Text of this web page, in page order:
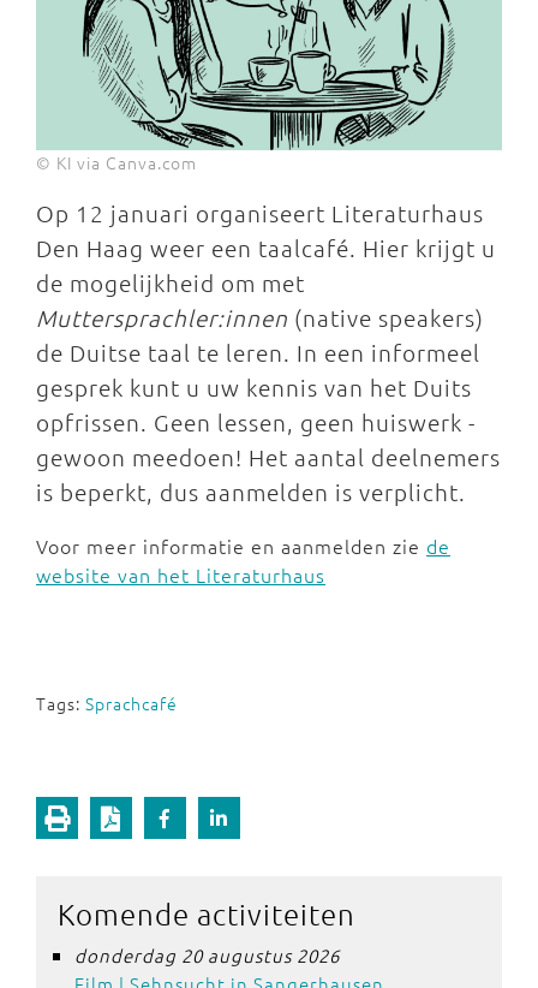
© KI via Canva.com
Op 12 januari organiseert Literaturhaus
Den Haag weer een taalcafé. Hier krijgt u
de mogelijkheid om met
Muttersprachler:innen (native speakers)
de Duitse taal te leren. In een informeel
gesprek kunt u uw kennis van het Duits
opfrissen. Geen lessen, geen huiswerk -
gewoon meedoen! Het aantal deelnemers
is beperkt, dus aanmelden is verplicht.
Voor meer informatie en aanmelden zie de
website van het Literaturhaus
Tags: Sprachcafé
Komende activiteiten
donderdag 20 augustus 2026